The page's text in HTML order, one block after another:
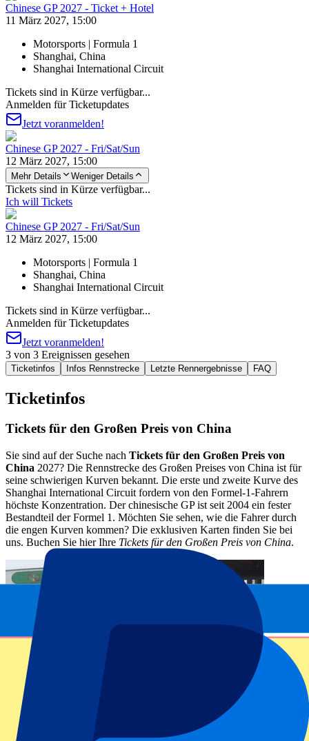
Chinese GP 2027 - Ticket + Hotel
11 März 2027, 15:00
Motorsports | Formula 1
Shanghai, China
Shanghai International Circuit
Tickets sind in Kürze verfügbar...
Anmelden für Ticketupdates
Jetzt voranmelden!
Chinese GP 2027 - Fri/Sat/Sun
12 März 2027, 15:00
Mehr Details Weniger Details
Tickets sind in Kürze verfügbar...
Ich will Tickets
Chinese GP 2027 - Fri/Sat/Sun
12 März 2027, 15:00
Motorsports | Formula 1
Shanghai, China
Shanghai International Circuit
Tickets sind in Kürze verfügbar...
Anmelden für Ticketupdates
Jetzt voranmelden!
3 von 3 Ereignissen gesehen
Ticketinfos Infos Rennstrecke Letzte Rennergebnisse FAQ
Ticketinfos
Tickets für den Großen Preis von China
Sie sind auf der Suche nach Tickets für den Großen Preis von
China 2027? Die Rennstrecke des Großen Preises von China ist für
seine schwierigen Kurven bekannt. Die erste und zweite Kurve des
Shanghai International Circuit fordern von den Formel-1-Fahrern
höchste Konzentration. Der chinesische GP ist seit 2004 ein fester
Bestandteil der Formel 1. Möchten Sie sehen, wie die Fahrer durch
die engen Kurven kommen? Die exklusiven Karten finden Sie bei
uns. Buchen Sie hier Ihre Tickets für den Großen Preis von China.
Infos Rennstrecke